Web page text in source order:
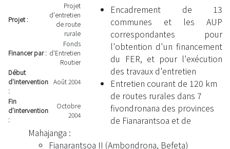
Projet :
Projet
d'entretien
de route
rurale
Financer par :
Fonds
d'Entretien
Routier
Début
d'intervention
:
Août 2004
Fin
d'intervention
:
Octobre
2004
Encadrement de 13
communes et les AUP
correspondantes pour
l'obtention d'un financement
du FER, et pour l'exécution
des travaux d'entretien
Entretien courant de 120 km
de routes rurales dans 7
fivondronana des provinces
de Fianarantsoa et de
Mahajanga :
Fianarantsoa II (Ambondrona, Befeta)